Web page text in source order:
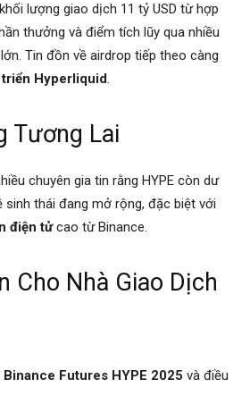
lượng giao dịch 11 tỷ USD từ hợp
thưởng và điểm tích lũy qua nhiều
Tin đồn về airdrop tiếp theo càng
triển Hyperliquid.
Tương Lai
chuyên gia tin rằng HYPE còn dư
thái đang mở rộng, đặc biệt với
điện tửcao từ Binance.
Cho Nhà Giao Dịch
Binance Futures HYPE 2025 và điều